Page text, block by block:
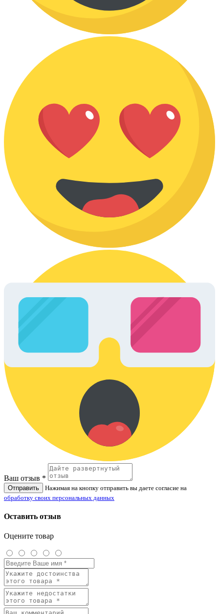
Ваш отзыв *
Отправить
Нажимая на кнопку отправить вы даете согласие на
обработку своих персональных данных
Оставить отзыв
Оцените товар